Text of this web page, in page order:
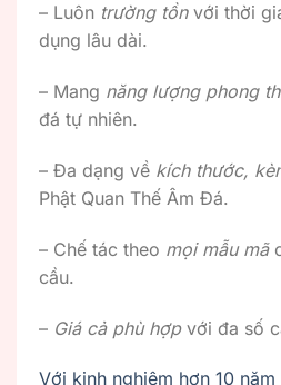
– Luôn trường tồnvới thời
dụng lâu dài.
– Mang năng lượng phong
đá tự nhiên.
– Đa dạng về kích thước,
Phật Quan Thế Âm Đá.
– Chế tác theo mọi mẫu mã
cầu.
– Giá cả phù hợpvới đa số
Với kinh nghiệm hơn 10